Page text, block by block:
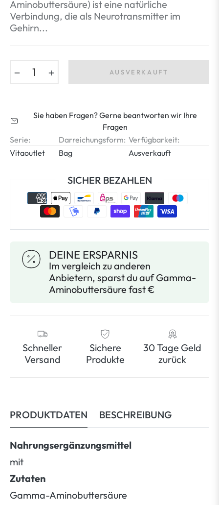
Aminobuttersäure) ist eine natürliche
Verbindung, die als Neurotransmitter im
Gehirn...
AUSVERKAUFT
Sie haben Fragen? Gerne beantworten wir Ihre
Fragen
Serie:
Vitaoutlet
Darreichungsform:
Bag
Verfügbarkeit:
Ausverkauft
SICHER BEZAHLEN
DEINE ERSPARNIS
Im vergleich zu anderen
Anbietern, sparst du auf Gamma-
Aminobuttersäure fast €
Schneller
Versand
Sichere
Produkte
30 Tage Geld
zurück
PRODUKTDATEN BESCHREIBUNG
Nahrungsergänzungsmittel
mit
Zutaten
Gamma-Aminobuttersäure